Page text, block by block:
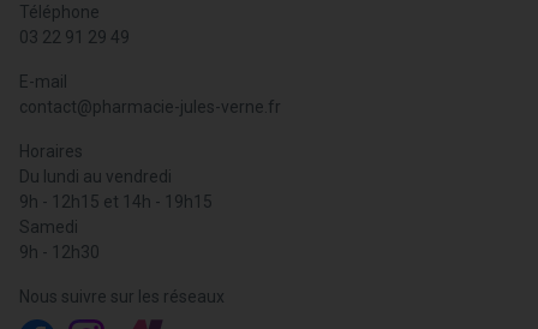
Téléphone
03 22 91 29 49
E-mail
contact@pharmacie-jules-verne.fr
Horaires
Du lundi au vendredi
9h - 12h15 et 14h - 19h15
Samedi
9h - 12h30
Nous suivre sur les réseaux